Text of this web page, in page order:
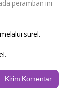
peramban ini
surel.